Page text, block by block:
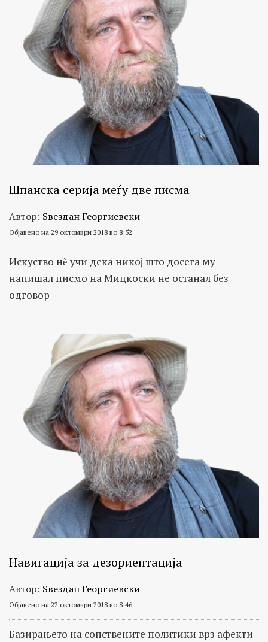
Шпанска серија меѓу две писма
Автор: Ѕвездан Георгиевски
Објавено на 29 октомври 2018 во 8:52
Искуство нѐ учи дека никој што досега му
напишал писмо на Мицкоски не останал без
одговор
Навигација за дезориентација
Автор: Ѕвездан Георгиевски
Објавено на 22 октомври 2018 во 8:46
Базирањето на сопствените политики врз афекти